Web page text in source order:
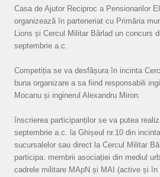
Casa de Ajutor Reciproc a Pensionarilor
organizează în parteneriat cu Primăria
Lions și Cercul Militar Bârlad un concurs
septembrie a.c.
Competiția se va desfășura în incinta
buna organizare a sa fiind responsabili
Mocanu și inginerul Alexandru Miron.
înscrierea participanților se va putea
septembrie a.c. la Ghișeul nr.10 din
sucursalelor sau direct la Cercul Militar
participa: membrii asociației din mediul
cadrele militare MApN și MAI (active și